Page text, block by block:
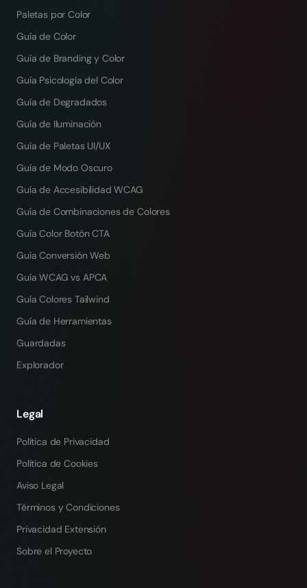
Paletas por Color
Guía de Color
Guía de Branding y Color
Guía Psicología del Color
Guía de Degradados
Guía de Iluminación
Guía de Paletas UI/UX
Guía de Modo Oscuro
Guía de Accesibilidad WCAG
Guía de Combinaciones de Colores
Guía Color Botón CTA
Guía Conversión Web
Guía WCAG vs APCA
Guía Colores Tailwind
Guía de Herramientas
Guardadas
Explorador
Legal
Política de Privacidad
Política de Cookies
Aviso Legal
Términos y Condiciones
Privacidad Extensión
Sobre el Proyecto